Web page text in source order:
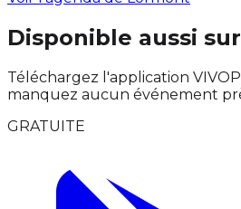
Disponible aussi
Téléchargez l'application
manquez aucun événement
GRATUITE